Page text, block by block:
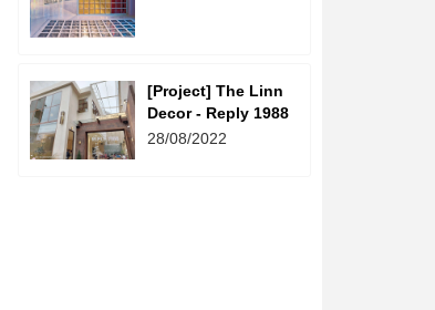
[Project] The Linn
Decor - Reply 1988
28/08/2022